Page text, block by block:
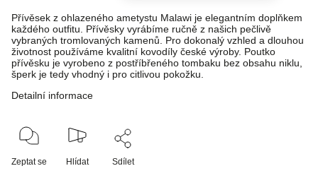
Přívěsek z ohlazeného ametystu Malawi je elegantním doplňkem
každého outfitu. Přívěsky vyrábíme ručně z našich pečlivě
vybraných tromlovaných kamenů. Pro dokonalý vzhled a dlouhou
životnost používáme kvalitní kovodíly české výroby. Poutko
přívěsku je vyrobeno z postříbřeného tombaku bez obsahu niklu,
šperk je tedy vhodný i pro citlivou pokožku.
Detailní informace
Zeptat se Hlídat Sdílet